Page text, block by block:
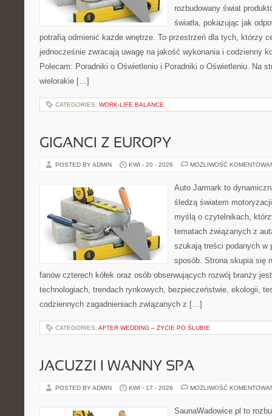
rozbudowany świat
światła, pokazując jak
potrafią odmienić każde wnętrze. To przestrzeń dla tych, którzy
jednocześnie zwracają uwagę na jakość wykonania i codzienny
Polecam: Poradniki o Oświetleniu i Poradniki o Oświetleniu. Na
wielorakie […]
CATEGORIES: WORK-LIFE BALANCE
GIGANCI Z EUROPY
POSTED BY ADMIN KWI - 20 - 2026 MOŻLIWOŚĆ
Auto Jarmark to
śledzą światem
myślą o czytelnikach,
tematach związanych z
szukają treści podanych w
sposób. Strona skupia się
fanów czterech kółek oraz osób obserwujących rozwój branży
technologiach, trendach rynkowych, bezpieczeństwie, ekologii,
codziennych zagadnieniach związanych z […]
CATEGORIES: AFTER WEDDING – ŻYCIE PO ŚLUBIE
JACUZZI I WANNY SPA
POSTED BY ADMIN KWI - 17 - 2026 MOŻLIWOŚĆ
SaunaWadowice.pl to